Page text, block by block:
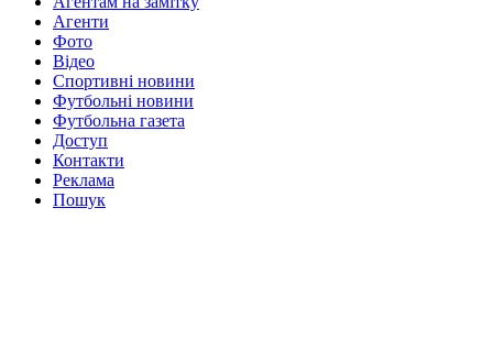
Агенти
Фото
Відео
Спортивні новини
Футбольні новини
Футбольна газета
Доступ
Контакти
Реклама
Пошук